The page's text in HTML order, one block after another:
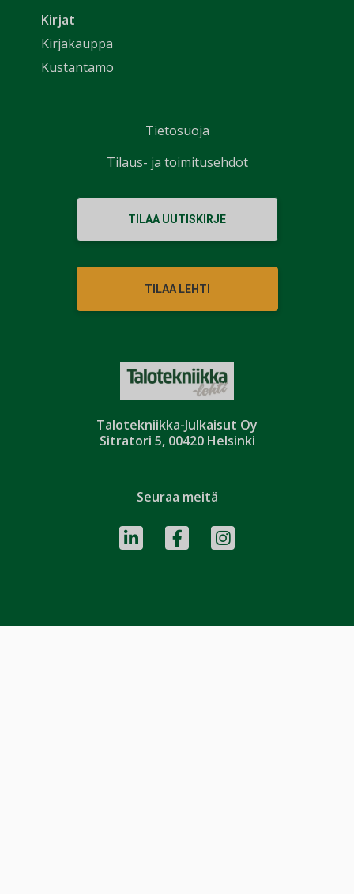
Talotekniikka-Julkaisut Oy
Sitratori 5, 00420 Helsinki
Kirjat
Kirjakauppa
Kustantamo
TILAA UUTISKIRJE
TILAA LEHTI
Seuraa meitä
Tietosuoja
Tilaus- ja toimitusehdot